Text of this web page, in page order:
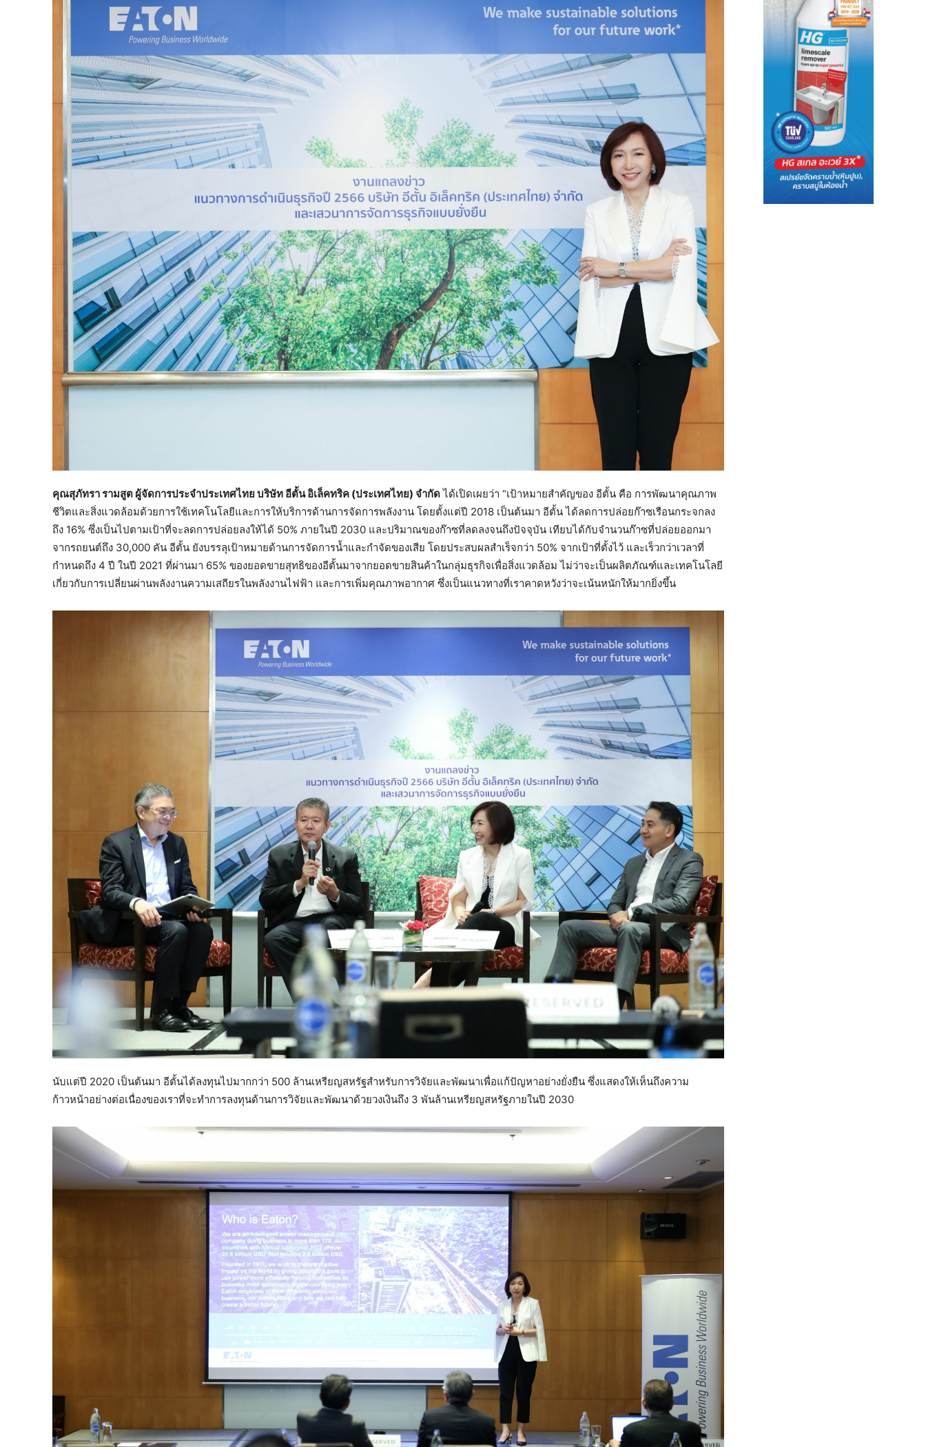
คุณสุภัทรา รามสูต ผู้จัดการประจำประเทศไทย บริษัท อีตั้น อิเล็คทริค (ประเทศไทย) จำกัดได้เปิดเผยว่า “เป้าหมายสำคัญของ อีตั้น คือ การพัฒนาคุณภาพ
ชีวิตและสิ่งแวดล้อมด้วยการใช้เทคโนโลยีและการให้บริการด้านการจัดการพลังงาน โดยตั้งแต่ปี 2018 เป็นต้นมา อีตั้น ได้ลดการปล่อยก๊าซเรือนกระจกลง
ถึง 16% ซึ่งเป็นไปตามเป้าที่จะลดการปล่อยลงให้ได้ 50% ภายในปี 2030 และปริมาณของก๊าซที่ลดลงจนถึงปัจจุบัน เทียบได้กับจำนวนก๊าซที่ปล่อยออกมา
จากรถยนต์ถึง 30,000 คัน อีตั้น ยังบรรลุเป้าหมายด้านการจัดการน้ำและกำจัดของเสีย โดยประสบผลสำเร็จกว่า 50% จากเป้าที่ตั้งไว้ และเร็วกว่าเวลาที่
กำหนดถึง 4 ปี ในปี 2021 ที่ผ่านมา 65% ของยอดขายสุทธิของอีตั้นมาจากยอดขายสินค้าในกลุ่มธุรกิจเพื่อสิ่งแวดล้อม ไม่ว่าจะเป็นผลิตภัณฑ์และเทคโนโลยี
เกี่ยวกับการเปลี่ยนผ่านพลังงานความเสถียรในพลังงานไฟฟ้า และการเพิ่มคุณภาพอากาศ ซึ่งเป็นแนวทางที่เราคาดหวังว่าจะเน้นหนักให้มากยิ่งขึ้น
นับแต่ปี 2020 เป็นต้นมา อีตั้นได้ลงทุนไปมากกว่า 500 ล้านเหรียญสหรัฐสำหรับการวิจัยและพัฒนาเพื่อแก้ปัญหาอย่างยั่งยืน ซึ่งแสดงให้เห็นถึงความ
ก้าวหน้าอย่างต่อเนื่องของเราที่จะทำการลงทุนด้านการวิจัยและพัฒนาด้วยวงเงินถึง 3 พันล้านเหรียญสหรัฐภายในปี 2030